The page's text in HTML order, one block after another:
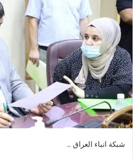
إلكترونيا
شبكة انباء العراق ..